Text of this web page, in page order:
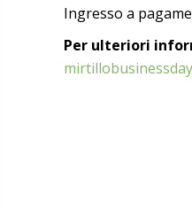
Ingresso a
Per ulteriori